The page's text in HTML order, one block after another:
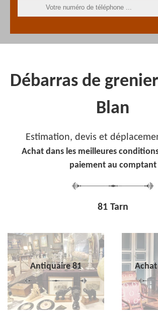
Débarras de
Blan
Estimation, devis et
Achat dans les meilleures
paiement au comptant
81 Tarn
Antiquaire 81